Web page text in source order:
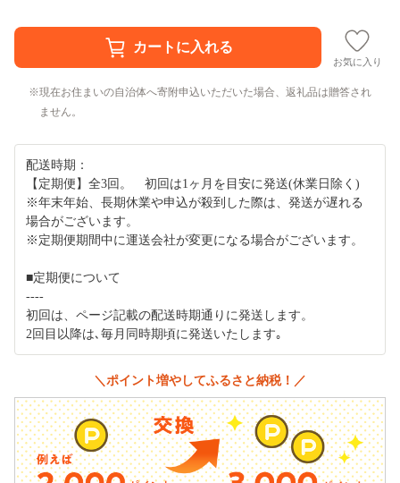
お気に入り
現在お住まいの自治体へ寄附申込いただいた場合、返礼品は贈答され
ません。
配送時期：
【定期便】全3回。 初回は1ヶ月を目安に発送(休業日除く)
※年末年始、長期休業や申込が殺到した際は、発送が遅れる
場合がございます。
※定期便期間中に運送会社が変更になる場合がございます。
■定期便について
----
初回は、ページ記載の配送時期通りに発送します。
2回目以降は､毎月同時期頃に発送いたします｡
＼ポイント増やしてふるさと納税！／